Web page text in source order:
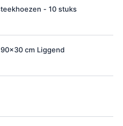
- 10 stuks
cm Liggend